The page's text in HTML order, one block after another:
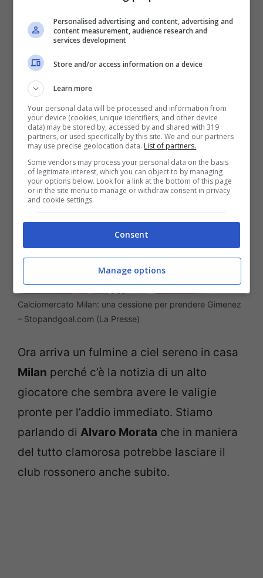
maglia rossonera da un momento all’altro
ma allo stesso tempo uno degli attaccanti
del club rossonero verrebbe venduto per
fare spazio proprio al suo arrivo. Occhio a
quello che può accadere proprio nei giorni
finali delcalciomercatodi gennaio.
Calciomercato Milan: una cessione per prendere Gimenez
– Stopandgoal.com (La Presse)
Ora arriva un fulmine a ciel sereno in casa
Milan perché c’è la notizia di un alto
giocatore che sembra avere le valigie
pronte per l’addio immediato. Stiamo
parlando di Alvaro Morata che in maniera
del tutto clamorosa potrebbe lasciare il
club rossonero anche subito.
Personalised advertising and content, advertising and
content measurement, audience research and
services development
Store and/or access information on a device
Learn more
Your personal data will be processed and information from
your device (cookies, unique identifiers, and other device
data) may be stored by, accessed by and shared with 319
partners, or used specifically by this site. We and our partners
may use precise geolocation data. List of partners.
Some vendors may process your personal data on the basis
of legitimate interest, which you can object to by managing
your options below. Look for a link at the bottom of this page
or in the site menu to manage or withdraw consent in privacy
and cookie settings.
Consent
Manage options